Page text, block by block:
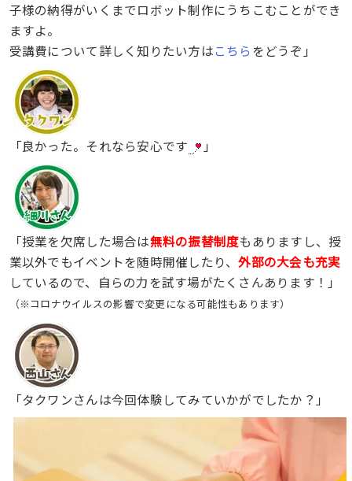
子様の納得がいくまでロボット制作にうちこむことができ
ますよ。
受講費について詳しく知りたい方はこちら をどうぞ」
「良かった。それなら安心です 」
「授業を欠席した場合は無料の振替制度もありますし、授
業以外でもイベントを随時開催したり、外部の大会も充実
しているので、自らの力を試す場がたくさんあります！」
（※コロナウイルスの影響で変更になる可能性もあります）
「タクワンさんは今回体験してみていかがでしたか？」